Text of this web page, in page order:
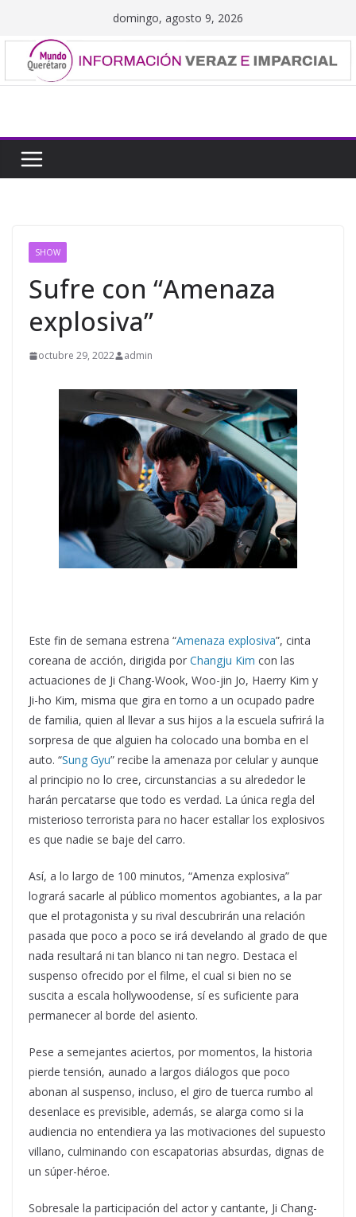
contenido
domingo, agosto 9, 2026
SHOW
Sufre con “Amenaza
explosiva”
octubre 29, 2022 admin
Este fin de semana estrena “Amenaza explosiva”, cinta
coreana de acción, dirigida por Changju Kim con las
actuaciones de Ji Chang-Wook, Woo-jin Jo, Haerry Kim y
Ji-ho Kim, misma que gira en torno a un ocupado padre
de familia, quien al llevar a sus hijos a la escuela sufrirá la
sorpresa de que alguien ha colocado una bomba en el
auto. “Sung Gyu” recibe la amenaza por celular y aunque
al principio no lo cree, circunstancias a su alrededor le
harán percatarse que todo es verdad. La única regla del
misterioso terrorista para no hacer estallar los explosivos
es que nadie se baje del carro.
Así, a lo largo de 100 minutos, “Amenza explosiva”
logrará sacarle al público momentos agobiantes, a la par
que el protagonista y su rival descubrirán una relación
pasada que poco a poco se irá develando al grado de que
nada resultará ni tan blanco ni tan negro. Destaca el
suspenso ofrecido por el filme, el cual si bien no se
suscita a escala hollywoodense, sí es suficiente para
permanecer al borde del asiento.
Pese a semejantes aciertos, por momentos, la historia
pierde tensión, aunado a largos diálogos que poco
abonan al suspenso, incluso, el giro de tuerca rumbo al
desenlace es previsible, además, se alarga como si la
audiencia no entendiera ya las motivaciones del supuesto
villano, culminando con escapatorias absurdas, dignas de
un súper-héroe.
Sobresale la participación del actor y cantante, Ji Chang-